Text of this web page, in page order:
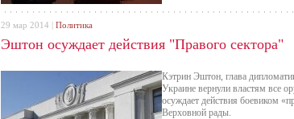
Эштон осуждает действия "Правого сектора"
Кэтрин Эштон, глава
Украине вернули властям все
осуждает действия боевиком
Верховной рады.
29 мар 2014 | Политика